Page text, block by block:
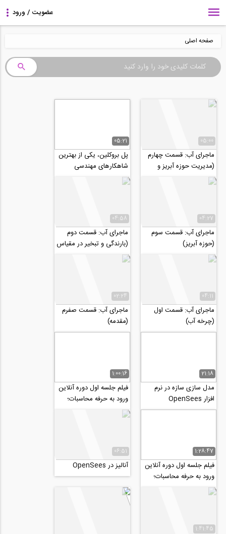
صفحه اصلی
05:00
ماجرای آب: قسمت چهارم
(مدیریت حوزه آبریز و
تعریف خشکسالی)
05:21
پل بروکلین، یکی از بهترین
شاهکارهای مهندسی
(ترجمه و زیرنویس
اختصاصی موسسه ۸۰۸)
04:27
ماجرای آب: قسمت سوم
(حوزه آبریز)
04:58
ماجرای آب: قسمت دوم
(بارندگی و تبخیر در مقیاس
جهانی)
04:11
ماجرای آب: قسمت اول
(چرخه آب)
02:24
ماجرای آب: قسمت صفرم
(مقدمه)
21:18
مدل سازی سازه در نرم
افزار OpenSees
1:00:16
فیلم جلسه اول دوره آنلاین
ورود به حرفه محاسبات؛
طراحی سازه های بتنی
1:28:47
فیلم جلسه اول دوره آنلاین
ورود به حرفه محاسبات؛
طراحی سازه های فولادی
06:51
آنالیز در OpenSees
1:41:45